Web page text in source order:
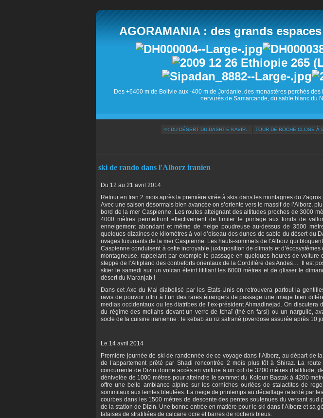
AGORAMANIA : des grands
Des +6400 m de Bolivie aux -400 m de Jordanie, des monastères perchés
nervurés de Samarcande, du sable blanc du
<< DU DÉSERT DU DASHT-E KAVIR... TOUR DE ROCHE CLOSE À
ski de rando dans l'Alborz iranien
Du 12 au 21 avril 2014
Retour en Iran 2 mois après la première virée à skis dans les montagnes du Zagros
Avec une saison désormais bien avancée on s’oriente vers le massif de l’Alborz,
bord de la mer Caspienne. Les routes atteignant des altitudes proches de 3000
4000 mètres permettront effectivement de limiter le portage aux fonds de
enneigement abondant et même de neige poudreuse au-dessus de 3500
quelques dizaines de kilomètres à vol d’oiseau des dunes de sable du désert du
rivages luxuriants de la mer Caspienne. Les hauts-sommets de l’Alborz qui
Caspienne conduisent à cette incroyable juxtaposition de climats et d’écosystèmes
montagneuse, rappelant par exemple le passage en quelques heures de
steppe de l’Altiplano des contreforts orientaux de la Cordillère des Andes… Il est
skier le samedi sur un volcan éteint titillant les 6000 mètres et de glisser le
désert du Maranjab !
Dans cet Axe du Mal diabolisé par les Etats-Unis on retrouvera partout la
ravis de pouvoir offrir à l’un des rares étrangers de passage une image bien
medias occidentaux ou les diatribes de l’ex-président Ahmadinejad. On discutera
du régime des mollahs devant un verre de tchaï (thé en farsi) ou un narguilé,
socle de la cuisine iranienne : le kebab au riz safrané (overdose assurée après 10
Le 14 avril 2014
Première journée de ski de randonnée de ce voyage dans l’Alborz, au départ de
de l’appartement prêté par Shadi rencontrée 2 mois plus tôt à Shiraz. La
concurrente de Dizin donne accès en voiture à un col de 3200 mètres d’altitude,
dénivelée de 1000 mètres pour atteindre le sommet du Koloun Bastak à 4200
offre une belle ambiance alpine sur les corniches ourlées de stalactites de
sommitaux aux teintes bleutées. La neige de printemps au décaillage retardé par
courbes dans les 1500 mètres de descente des pentes soutenues du versant sud
de la station de Dizin. Une bonne entrée en matière pour le ski dans l’Alborz et sa
falaises de stratifiées de calcaire ocre et barres de rochers bleus.